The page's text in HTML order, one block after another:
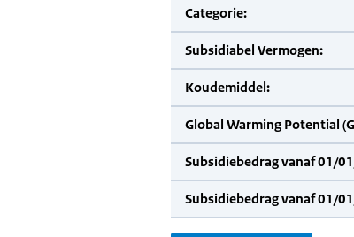
Categorie:
Subsidiabel Vermogen:
Koudemiddel:
Global Warming Potential
Subsidiebedrag vanaf 01/
Subsidiebedrag vanaf 01/